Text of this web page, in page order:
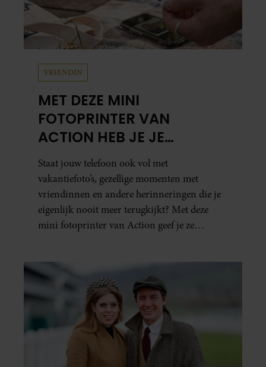
VRIENDIN
MET DEZE MINI
FOTOPRINTER VAN
ACTION HEB JE JE
FAVORIETE FOTO’S BINNEN
ÉÉN MINUUT IN HANDEN
Staat jouw telefoon ook vol met
vakantiefoto’s, gezellige momenten met
vriendinnen en andere herinneringen die je
eigenlijk nooit meer terugkijkt? Met deze
mini fotoprinter van Action geef je ze
al in handen.